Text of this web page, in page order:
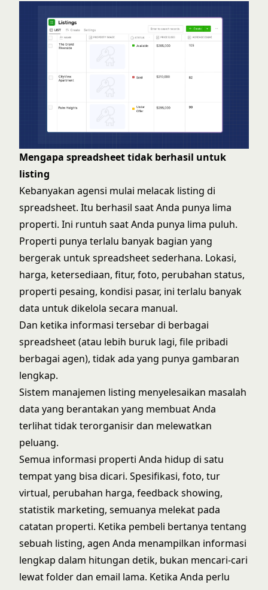
Mengapa spreadsheet tidak berhasil untuk
listing
Kebanyakan agensi mulai melacak listing di
spreadsheet. Itu berhasil saat Anda punya lima
properti. Ini runtuh saat Anda punya lima puluh.
Properti punya terlalu banyak bagian yang
bergerak untuk spreadsheet sederhana. Lokasi,
harga, ketersediaan, fitur, foto, perubahan status,
properti pesaing, kondisi pasar, ini terlalu banyak
data untuk dikelola secara manual.
Dan ketika informasi tersebar di berbagai
spreadsheet (atau lebih buruk lagi, file pribadi
berbagai agen), tidak ada yang punya gambaran
lengkap.
Sistem manajemen listing menyelesaikan masalah
data yang berantakan yang membuat Anda
terlihat tidak terorganisir dan melewatkan
peluang.
Semua informasi properti Anda hidup di satu
tempat yang bisa dicari. Spesifikasi, foto, tur
virtual, perubahan harga, feedback showing,
statistik marketing, semuanya melekat pada
catatan properti. Ketika pembeli bertanya tentang
sebuah listing, agen Anda menampilkan informasi
lengkap dalam hitungan detik, bukan mencari-cari
lewat folder dan email lama. Ketika Anda perlu